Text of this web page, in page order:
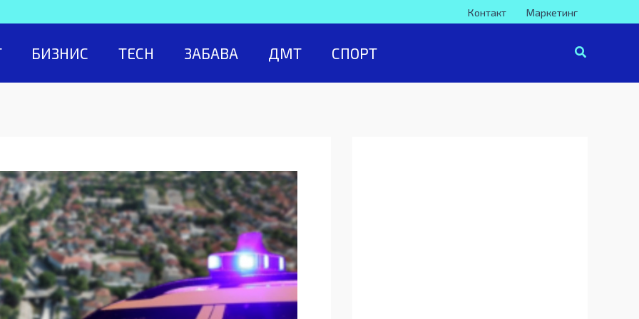
Контакт Маркетинг
БИЗНИС TECH ЗАБАВА ДМТ СПОРТ